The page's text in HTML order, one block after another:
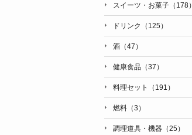
スイーツ・お菓子（178）
ドリンク（125）
酒（47）
健康食品（37）
料理セット（191）
燃料（3）
調理道具・機器（25）